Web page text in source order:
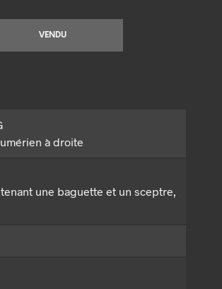
VENDU
à droite
une baguette et un sceptre,